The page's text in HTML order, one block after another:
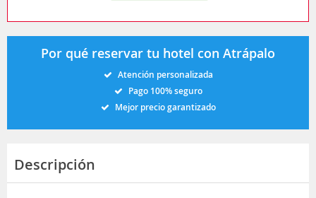
Por qué reservar tu hotel con Atrápalo
Atención personalizada
Pago 100% seguro
Mejor precio garantizado
Descripción